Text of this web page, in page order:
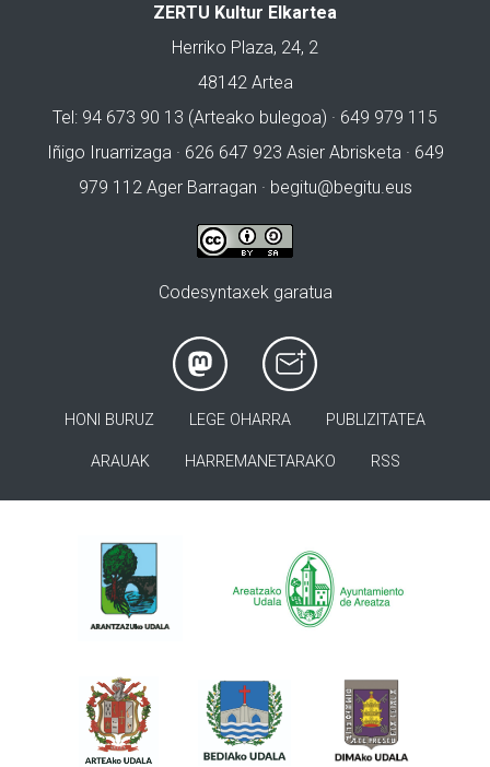
ZERTU Kultur Elkartea
Herriko Plaza, 24, 2
48142 Artea
Tel: 94 673 90 13 (Arteako bulegoa) · 649 979 115
Iñigo Iruarrizaga · 626 647 923 Asier Abrisketa · 649
979 112 Ager Barragan · begitu@begitu.eus
Codesyntaxek garatua
HONI BURUZ LEGE OHARRA PUBLIZITATEA
ARAUAK HARREMANETARAKO RSS